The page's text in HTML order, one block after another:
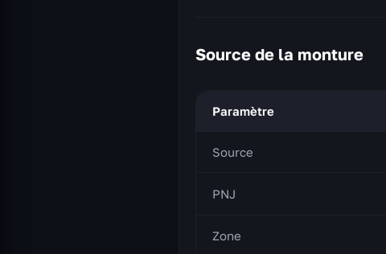
Source de la monture
Paramètre
Source
PNJ
Zone